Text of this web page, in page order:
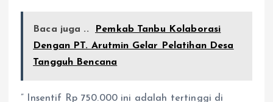
Baca juga ..
Pemkab Tanbu Kolaborasi
Dengan PT. Arutmin Gelar Pelatihan Desa
Tangguh Bencana
” Insentif Rp 750.000 ini adalah tertinggi di